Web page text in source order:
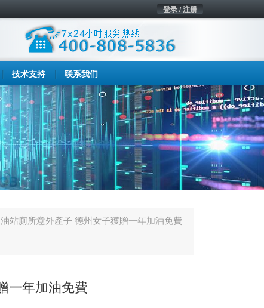
登录 / 注册
技术支持 联系我们
站廁所意外產子 德州女子獲贈一年加油免費
一年加油免費